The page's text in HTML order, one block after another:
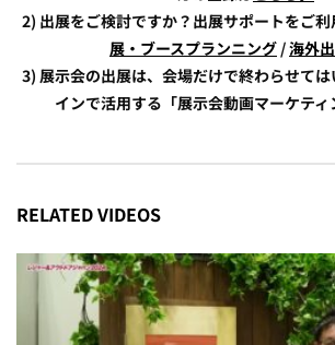
2) 出展をご検討ですか？出展サポートをご利
展・ブースプランニング /海外
3) 展示会の出展は、会場だけで終わらせて
インで活用する「展示会動画マーケティ
RELATED VIDEOS